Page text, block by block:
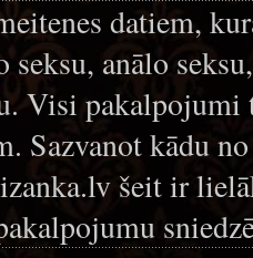
datiem,
seksu, anālo
Visi
Sazvanot kādu
šeit ir